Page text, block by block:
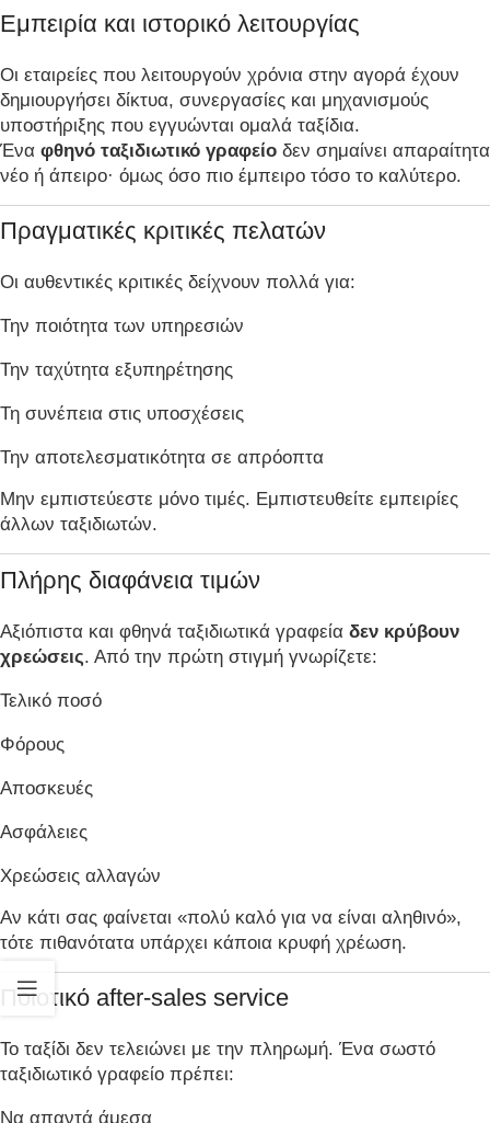
Εμπειρία και ιστορικό λειτουργίας
Οι εταιρείες που λειτουργούν χρόνια στην αγορά έχουν
δημιουργήσει δίκτυα, συνεργασίες και μηχανισμούς
υποστήριξης που εγγυώνται ομαλά ταξίδια.
Ένα φθηνό ταξιδιωτικό γραφείο δεν σημαίνει απαραίτητα
νέο ή άπειρο· όμως όσο πιο έμπειρο τόσο το καλύτερο.
Πραγματικές κριτικές πελατών
Οι αυθεντικές κριτικές δείχνουν πολλά για:
Την ποιότητα των υπηρεσιών
Την ταχύτητα εξυπηρέτησης
Τη συνέπεια στις υποσχέσεις
Την αποτελεσματικότητα σε απρόοπτα
Μην εμπιστεύεστε μόνο τιμές. Εμπιστευθείτε εμπειρίες
άλλων ταξιδιωτών.
Πλήρης διαφάνεια τιμών
Αξιόπιστα και φθηνά ταξιδιωτικά γραφεία δεν κρύβουν
χρεώσεις. Από την πρώτη στιγμή γνωρίζετε:
Τελικό ποσό
Φόρους
Αποσκευές
Ασφάλειες
Χρεώσεις αλλαγών
Αν κάτι σας φαίνεται «πολύ καλό για να είναι αληθινό»,
τότε πιθανότατα υπάρχει κάποια κρυφή χρέωση.
Ποιοτικό after-sales service
Το ταξίδι δεν τελειώνει με την πληρωμή. Ένα σωστό
ταξιδιωτικό γραφείο πρέπει:
Να απαντά άμεσα